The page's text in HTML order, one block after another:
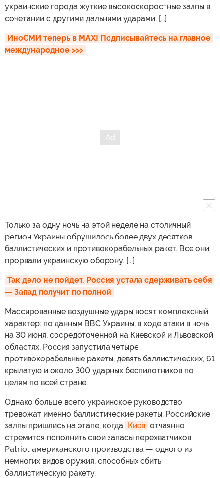
украинские города жуткие высокоскоростные залпы в
сочетании с другими дальними ударами. [...]
ИноСМИ теперь в MAX! Подписывайтесь на главное
международное >>>
Только за одну ночь на этой неделе на столичный
регион Украины обрушилось более двух десятков
баллистических и противокорабельных ракет. Все они
прорвали украинскую оборону. [...]
Так дело не пойдет. Россия устала сдерживать себя
— Запад получит по полной
Массированные воздушные удары носят комплексный
характер: по данным ВВС Украины, в ходе атаки в ночь
на 30 июня, сосредоточенной на Киевской и Львовской
областях, Россия запустила четыре
противокорабельные ракеты, девять баллистических, 61
крылатую и около 300 ударных беспилотников по
целям по всей стране.
Однако больше всего украинское руководство
тревожат именно баллистические ракеты. Российские
залпы пришлись на этапе, когда Киев отчаянно
стремится пополнить свои запасы перехватчиков
Patriot американского производства — одного из
немногих видов оружия, способных сбить
баллистическую ракету.